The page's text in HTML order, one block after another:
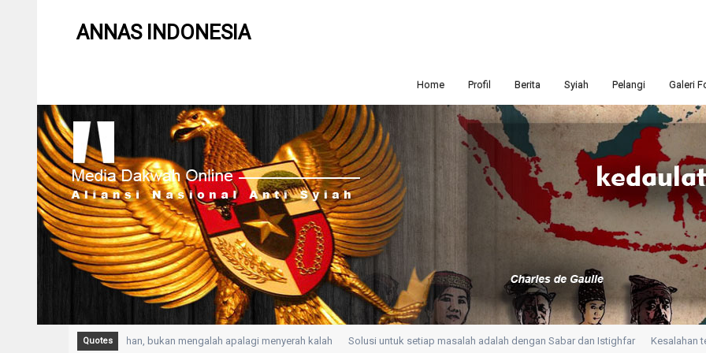
ANNAS INDONESIA
Home Profil Berita Syiah Pelangi Galeri
Quotes
IKHLAS adalah Kepasrahan, bukan mengalah apalagi menyerah kalah Solusi untuk setiap masalah adalah dengan Sabar dan Istighfar Kesalahan